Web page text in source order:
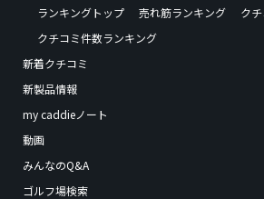
ランキングトップ
売れ筋ランキング
ク
クチコミ件数ランキング
新着クチコミ
新製品情報
my caddieノート
動画
みんなのQ&A
ゴルフ場検索